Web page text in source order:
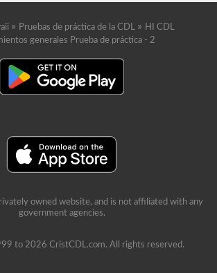
» Pruebas de práctica de la CDL » HI CDL
generales Prueba de práctica - 2
owned website, and is not affiliated with any
government agencies.
to 2026 CristCDL.com. All rights reserved.